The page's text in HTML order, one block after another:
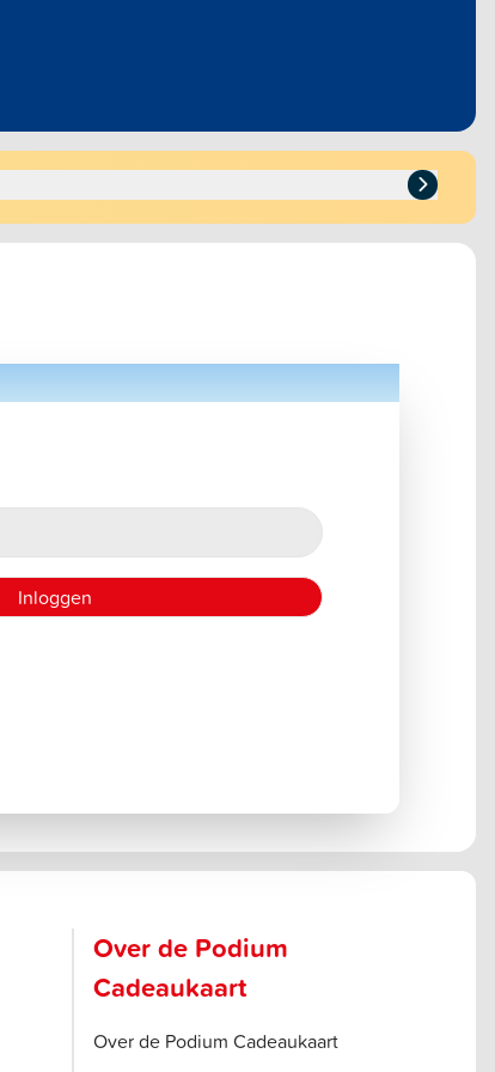
Over de Podium
Cadeaukaart
Over de Podium Cadeaukaart